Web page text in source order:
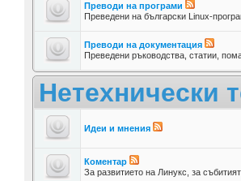
Преводи на програми
Преведени на български Linux-
Преводи на документация
Преведени ръководства, статии,
Нетехнически
Идеи и мнения
Коментар
За развитието на Линукс, за